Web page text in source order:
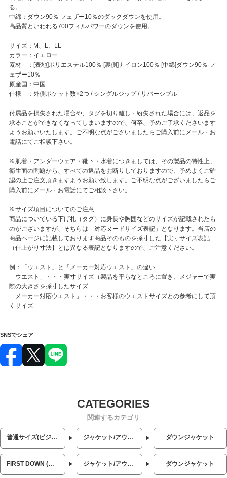
る。
中綿：ダウン90％ フェザー10％のダックダウンを使用。
高品質といわれる700フィルパワーのダウンを使用。
サイズ：M、L、LL
カラー：イエロー
素材 ：[表地]ポリエステル100％ [裏側]ナイロン100％ [中綿]ダウン90％ フ
ェザー10％
原産国：中国
仕様 ：外側ポケット数×2つ / シングルジップ / リバーシブル
付属品を損失された場合や、タグを切り離し・紛失された場合には、返品を
承ることができなくなってしまいますので、何卒、予めご了承くださいます
ようお願いいたします。ご不明な点がございましたらご購入前にメール・お
電話にてご相談下さい。
※肌着・アンダーウェア・靴下・水着につきましては、その製品の特性上、
衛生面の問題から、すべての返品をお断りしておりますので、予めよくご確
認の上ご注文頂きますようお願い致します。ご不明な点がございましたらご
購入前にメール・お電話にてご相談下さい。
※サイズ項目についてのご注意
商品についている下げ札（タグ）に身長や胸囲などのサイズが記載されたも
のがございますが、そちらは「対応ヌードサイズ表記」となります。当店の
商品ページに記載しております商品そのものを採寸した【実寸サイズ表記
（仕上がり寸法】とは異なる表記となりますので、ご注意ください。
例：「ウエスト」と「メーカー対応ウエスト」の違い
「ウエスト」・・・実寸サイズ（製品を平らなところに置き、メジャーで実
際の大きさを採寸したサイズ
「メーカー対応ウエスト」・・・お客様のウエストサイズとの参考にして頂
くサイズ
SNSでシェア
関連するカテゴリ
普通サイズ(ビジネス・カジュアル) ジャケット/アウター ダウンジャケット
FIRST DOWN (ファーストダウン) ジャケット/アウター ダウンジャケット